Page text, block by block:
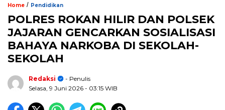
Home / Pendidikan
POLRES ROKAN HILIR DAN POLSEK
JAJARAN GENCARKAN SOSIALISASI
BAHAYA NARKOBA DI SEKOLAH-
SEKOLAH
Redaksi
- Penulis
Selasa, 9 Juni 2026 - 03:15 WIB